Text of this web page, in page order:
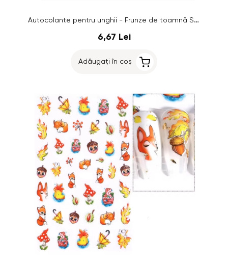
Autocolante pentru unghii - Frunze de toamnă STZ-CS057
6,67 Lei
Adăugați în coș